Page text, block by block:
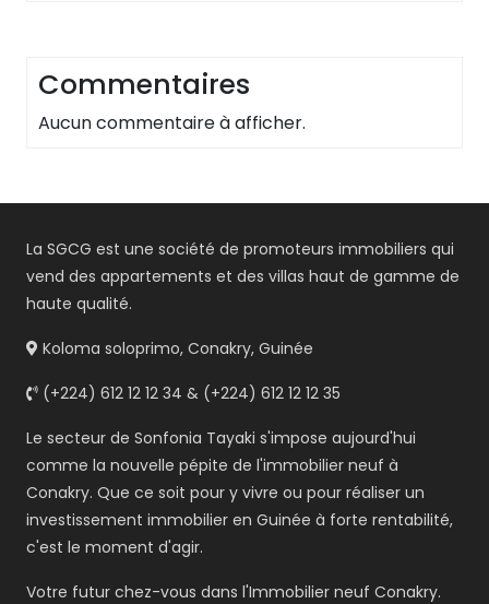
Commentaires
Aucun commentaire à afficher.
La SGCG est une société de promoteurs immobiliers qui
vend des appartements et des villas haut de gamme de
haute qualité.
Koloma soloprimo, Conakry, Guinée
(+224) 612 12 12 34 & (+224) 612 12 12 35
Le secteur de Sonfonia Tayaki s'impose aujourd'hui
comme la nouvelle pépite de l'immobilier neuf à
Conakry. Que ce soit pour y vivre ou pour réaliser un
investissement immobilier en Guinée à forte rentabilité,
c'est le moment d'agir.
Votre futur chez-vous dans l'Immobilier neuf Conakry.